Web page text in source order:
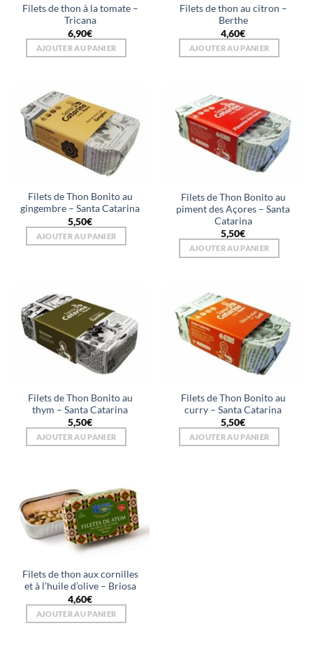
Filets de thon à la tomate –
Tricana
6,90€
AJOUTER AU PANIER
Filets de thon au citron –
Berthe
4,60€
AJOUTER AU PANIER
Filets de Thon Bonito au
gingembre – Santa Catarina
5,50€
AJOUTER AU PANIER
Filets de Thon Bonito au
piment des Açores – Santa
Catarina
5,50€
AJOUTER AU PANIER
Filets de Thon Bonito au
thym – Santa Catarina
5,50€
AJOUTER AU PANIER
Filets de Thon Bonito au
curry – Santa Catarina
5,50€
AJOUTER AU PANIER
Filets de thon aux cornilles
et à l’huile d’olive – Briosa
4,60€
AJOUTER AU PANIER